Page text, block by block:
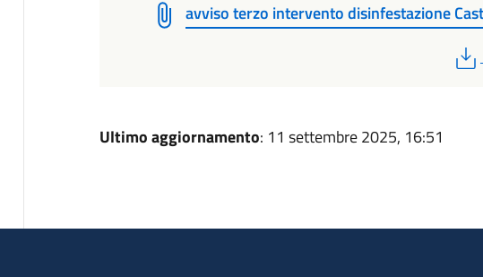
avviso terzo intervento disinfestazione
Ultimo aggiornamento: 11 settembre 2025, 16:51